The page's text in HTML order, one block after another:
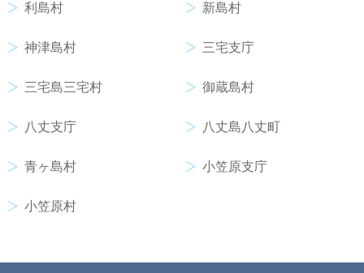
利島村 新島村
神津島村 三宅支庁
三宅島三宅村 御蔵島村
八丈支庁 八丈島八丈町
青ヶ島村 小笠原支庁
小笠原村